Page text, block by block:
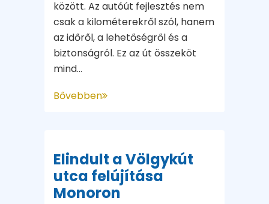
között. Az autóút fejlesztés nem
csak a kilométerekről szól, hanem
az időről, a lehetőségről és a
biztonságról. Ez az út összeköt
mind...
Bővebben
Elindult a Völgykút
utca felújítása
Monoron